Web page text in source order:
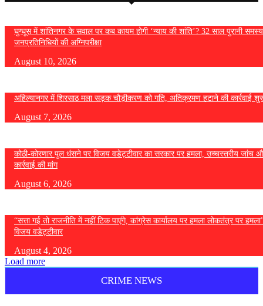
घुग्घूस में शांतिनगर के सवाल पर कब कायम होगी ‘न्याय की शांति’? 32 साल पुरानी
जनप्रतिनिधियों की अग्निपरीक्षा
August 10, 2026
अहिल्यानगर में शिरसाठ मला सड़क चौड़ीकरण को गति, अतिक्रमण हटाने की कार्रवाई
August 7, 2026
कोठी-कोरणार पुल धंसने पर विजय वडेट्टीवार का सरकार पर हमला, उच्चस्तरीय जांच
कार्रवाई की मांग
August 6, 2026
“सत्ता गई तो राजनीति में नहीं टिक पाएंगे, कांग्रेस कार्यालय पर हमला लोकतंत्र पर
विजय वडेट्टीवार
August 4, 2026
Load more
CRIME NEWS